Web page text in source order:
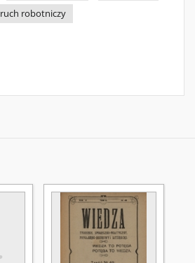
ruch robotniczy